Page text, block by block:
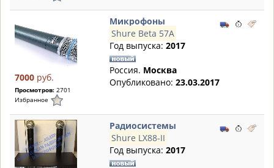
7000 руб.
Просмотров: 2701
Избранное
Микрофоны
Shure Beta 57A
Год выпуска: 2017
Россия. Москва
Опубликовано: 23.03.2017
Радиосистемы
Shure LX88-II
Год выпуска: 2017